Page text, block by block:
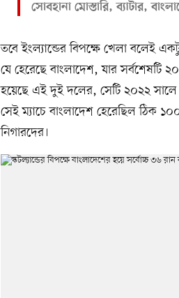
সোবহানা মোস্তারি, ব্যাটার,
তবে ইংল্যান্ডের বিপক্ষে খেলা বলেই
যে হেরেছে বাংলাদেশ, যার সর্বশেষটি
হয়েছে এই দুই দলের, সেটি ২০২২ সালে
সেই ম্যাচে বাংলাদেশ হেরেছিল ঠিক
নিগারদের।